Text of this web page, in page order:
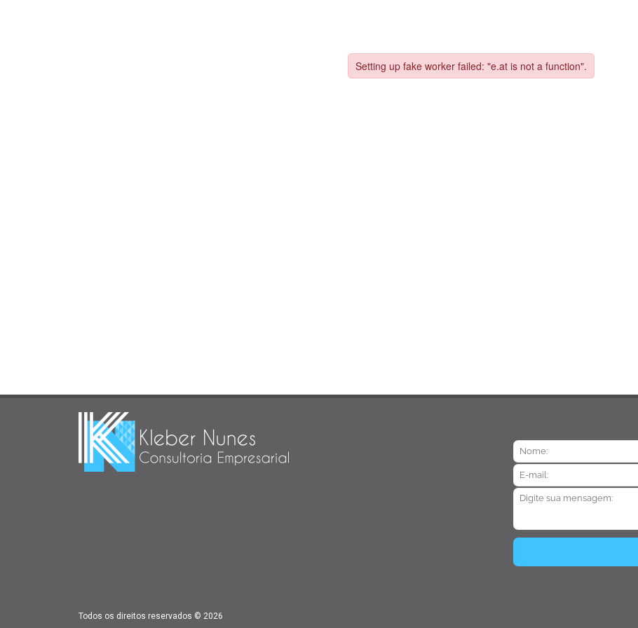
Todos os direitos reservados © 2026